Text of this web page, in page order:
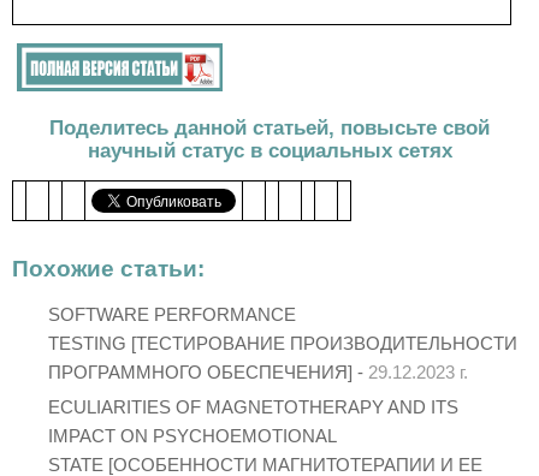
Поделитесь данной статьей, повысьте свой
научный статус в социальных сетях
Похожие статьи:
SOFTWARE PERFORMANCE
TESTING [ТЕСТИРОВАНИЕ ПРОИЗВОДИТЕЛЬНОСТИ
ПРОГРАММНОГО ОБЕСПЕЧЕНИЯ] - 29.12.2023 г.
ECULIARITIES OF MAGNETOTHERAPY AND ITS
IMPACT ON PSYCHOEMOTIONAL
STATE [ОСОБЕННОСТИ МАГНИТОТЕРАПИИ И ЕЕ